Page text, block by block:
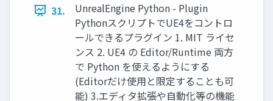
31.
UnrealEngine Python - Plugin
PythonスクリプトでUE4をコントロ
ールできるプラグイン 1. MIT ライセ
ンス 2. UE4 の Editor/Runtime 両方
で Python を使えるようにする
(Editorだけ使用と限定することも可
能) 3.エディタ拡張や自動化等の機能